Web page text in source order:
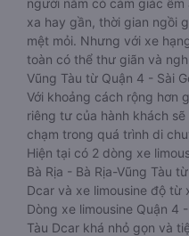
người nằm có cảm giác
xa hay gần, thời gian ngồi
mệt mỏi. Nhưng với xe
toàn có thể thư giãn và
Vũng Tàu từ Quận 4 - Sài
Với khoảng cách rộng hơn
riêng tư của hành khách
chạm trong quá trình di
Hiện tại có 2 dòng xe
Bà Rịa - Bà Rịa-Vũng Tàu
Dcar và xe limousine độ từ
Dòng xe limousine Quận 4
Tàu Dcar khá nhỏ gọn và